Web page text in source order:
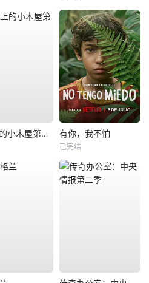
草原上的小木屋第一季 有你，我不怕
已完结